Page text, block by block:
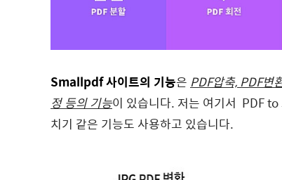
Smallpdf 사이트의 기능은 PDF압축, PDF변
정 등의 기능이 있습니다. 저는 여기서 PDF
치기 같은 기능도 사용하고 있습니다.